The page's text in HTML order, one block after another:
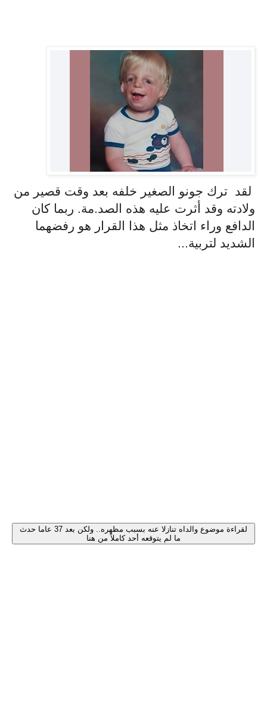
لقد ترك جونو الصغير خلفه بعد وقت قصير من
ولادته وقد أثرت عليه هذه الصد.مة. ربما كان
الدافع وراء اتخاذ مثل هذا القرار هو رفضهما
الشديد لتربية...
لقراءة موضوع والداه تنازلا عنه بسبب مظهره.. ولكن بعد 37 عاما حدث
ما لم يتوقعه أحد كاملاً من هنا